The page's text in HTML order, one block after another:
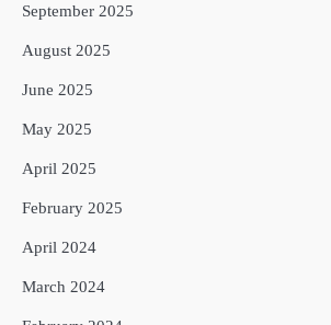
September 2025
August 2025
June 2025
May 2025
April 2025
February 2025
April 2024
March 2024